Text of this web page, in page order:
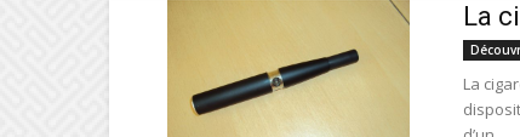
La
La